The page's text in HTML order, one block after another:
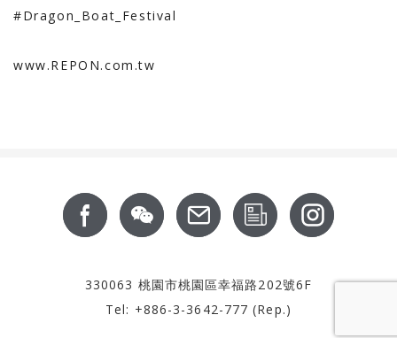
#Dragon_Boat_Festival
www.REPON.com.tw
330063 桃園市桃園區幸福路202號6F
Tel: +886-3-3642-777 (Rep.)